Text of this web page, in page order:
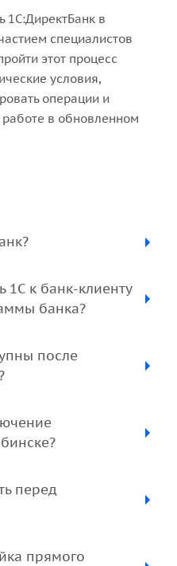
1С:ДиректБанк в
специалистов
этот процесс
условия,
операции и
работе в обновленном
к банк-клиенту
банка?
после
перед
прямого